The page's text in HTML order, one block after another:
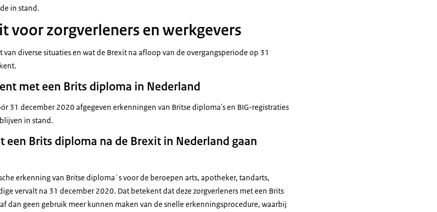
in stand.
voor zorgverleners en werkgevers
diverse situaties en wat de Brexit na afloop van de overgangsperiode op 31
met een Brits diploma in Nederland
31 december 2020 afgegeven erkenningen van Britse diploma's en BIG-registraties
in stand.
een Brits diploma na de Brexit in Nederland gaan
erkenning van Britse diploma`s voor de beroepen arts, apotheker, tandarts,
vervalt na 31 december 2020. Dat betekent dat deze zorgverleners met een Brits
dan geen gebruik meer kunnen maken van de snelle erkenningsprocedure, waarbij